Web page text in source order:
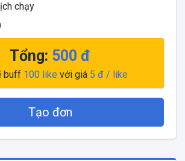
chạy
Tổng: 500 đ
buff 100 like với giá 5 đ / like
Tạo đơn